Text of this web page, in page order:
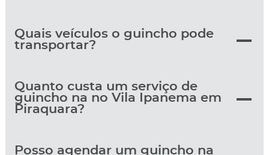
Quais veículos o guincho pode
transportar?
Quanto custa um serviço de
guincho na no Vila Ipanema em
Piraquara?
Posso agendar um guincho na